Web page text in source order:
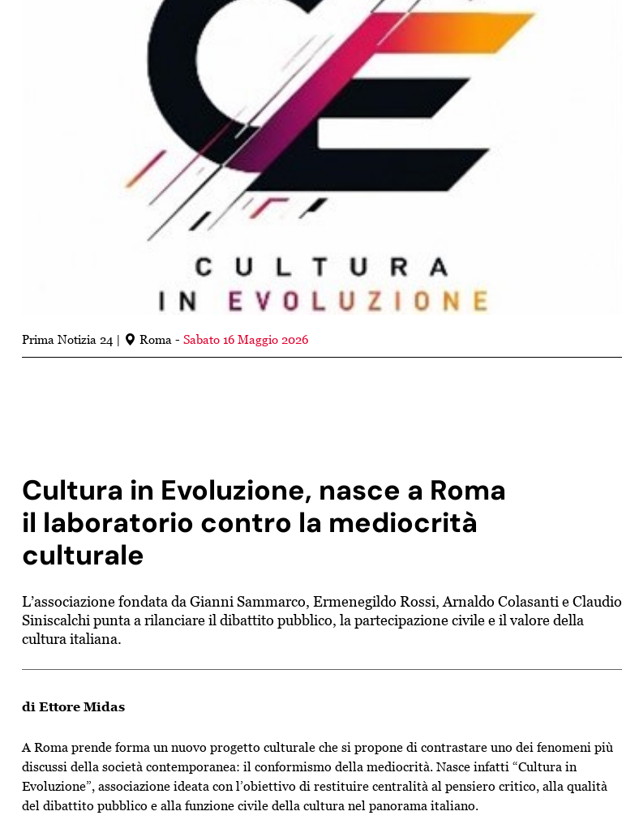
Prima Notizia 24 Roma - Sabato 16 Maggio 2026
Cultura in Evoluzione, nasce a Roma
il laboratorio contro la mediocrità
culturale
L’associazione fondata da Gianni Sammarco, Ermenegildo Rossi, Arnaldo Colasanti e Claudio
Siniscalchi punta a rilanciare il dibattito pubblico, la partecipazione civile e il valore della
cultura italiana.
di Ettore Midas
A Roma prende forma un nuovo progetto culturale che si propone di contrastare uno dei fenomeni più
discussi della società contemporanea: il conformismo della mediocrità. Nasce infatti “Cultura in
Evoluzione”, associazione ideata con l’obiettivo di restituire centralità al pensiero critico, alla qualità
del dibattito pubblico e alla funzione civile della cultura nel panorama italiano.